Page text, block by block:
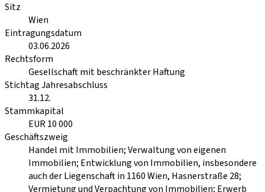
Sitz
Wien
Eintragungsdatum
03.06.2026
Rechtsform
Gesellschaft mit beschränkter Haftung
Stichtag Jahresabschluss
31.12.
Stammkapital
EUR 10 000
Geschäftszweig
Handel mit Immobilien; Verwaltung von eigenen
Immobilien; Entwicklung von Immobilien, insbesondere
auch der Liegenschaft in 1160 Wien, Hasnerstraße 28;
Vermietung und Verpachtung von Immobilien; Erwerb